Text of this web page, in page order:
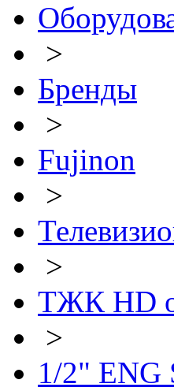
>
Бренды
>
Fujinon
>
>
ТЖК HD
>
1/2" ENG